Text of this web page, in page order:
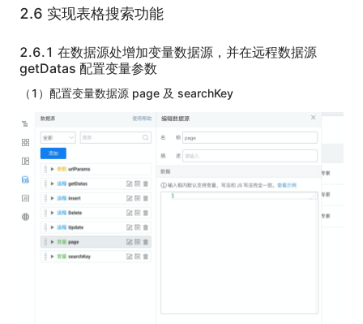
2.6 实现表格搜索功能
2.6.1 在数据源处增加变量数据源，并在远程数据源
getDatas 配置变量参数
（1）配置变量数据源 page 及 searchKey